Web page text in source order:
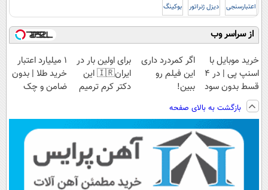
اعتبارسنجی دیزل ژنراتور بوکینگ
از سراسر وب
خرید موبایل با
اسنپ پی | در ۴
قسط بدون سود
و کارمزد!
اگر کمردرد داری
این فیلم رو
ببین!
پر کن◖
برای اولین بار در
ایران🇮🇷 این
دکتر کرم ترمیم
۱ میلیارد اعتبار
خرید طلا | بدون
ضامن و چک
بازگشت به بالای صفحه